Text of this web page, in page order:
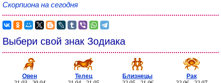
Скорпиона на сегодня
Выбери свой знак Зодиака
Овен
Телец
Близнецы
Рак